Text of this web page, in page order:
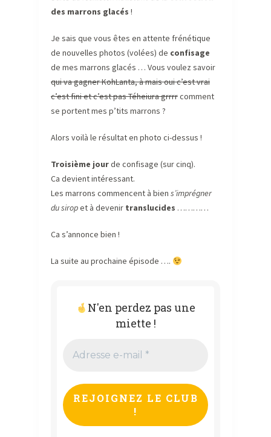
des marrons glacés !
Je sais que vous êtes en attente frénétique
de nouvelles photos (volées) de confisage
de mes marrons glacés … Vous voulez savoir
qui va gagner KohLanta, à mais oui c’est vrai
c’est fini et c’est pas Téheiura grrrrcomment
se portent mes p’tits marrons ?
Alors voilà le résultat en photo ci-dessus !
Troisième jourde confisage (sur cinq).
Ca devient intéressant.
Les marrons commencent à bien s’imprégner
du siropet à devenir translucides …………
Ca s’annonce bien !
La suite au prochaine épisode ….
N'en perdez pas une
miette !
e-
*